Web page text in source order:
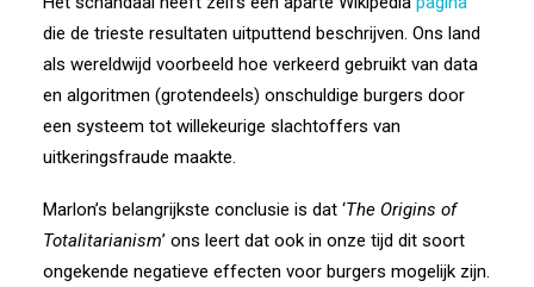
die de trieste resultaten uitputtend beschrijven. Ons land
als wereldwijd voorbeeld hoe verkeerd gebruikt van data
en algoritmen (grotendeels) onschuldige burgers door
een systeem tot willekeurige slachtoffers van
uitkeringsfraude maakte.
Marlon’s belangrijkste conclusie is dat ‘The Origins of
Totalitarianism’ ons leert dat ook in onze tijd dit soort
ongekende negatieve effecten voor burgers mogelijk zijn.